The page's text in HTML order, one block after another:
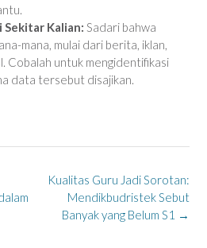
Kalian: Sadari bahwa
mana, mulai dari berita, iklan,
Cobalah untuk mengidentifikasi
data tersebut disajikan.
Kualitas Guru Jadi Sorotan:
Mendikbudristek Sebut
Banyak yang Belum S1 →